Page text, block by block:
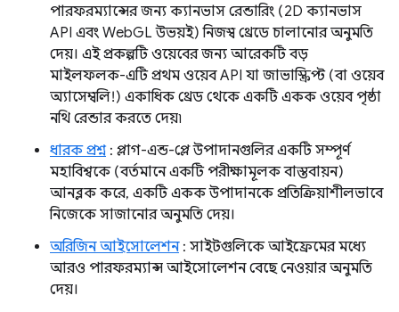
পারফরম্যান্সের জন্য ক্যানভাস রেন্ডারিং (2D ক্যানভাস
API এবং WebGL উভয়ই) নিজস্ব থ্রেডে চালানোর অনুমতি
দেয়। এই প্রকল্পটি ওয়েবের জন্য আরেকটি বড়
মাইলফলক-এটি প্রথম ওয়েব API যা জাভাস্ক্রিপ্ট (বা ওয়েব
অ্যাসেম্বলি!) একাধিক থ্রেড থেকে একটি একক ওয়েব পৃষ্ঠা
নথি রেন্ডার করতে দেয়৷
ধারক প্রশ্ন: প্লাগ-এন্ড-প্লে উপাদানগুলির একটি সম্পূর্ণ
মহাবিশ্বকে (বর্তমানে একটি পরীক্ষামূলক বাস্তবায়ন)
আনব্লক করে, একটি একক উপাদানকে প্রতিক্রিয়াশীলভাবে
নিজেকে সাজানোর অনুমতি দেয়।
অরিজিন আইসোলেশন: সাইটগুলিকে আইফ্রেমের মধ্যে
আরও পারফরম্যান্স আইসোলেশন বেছে নেওয়ার অনুমতি
দেয়।